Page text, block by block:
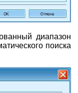
диапазон
поиска